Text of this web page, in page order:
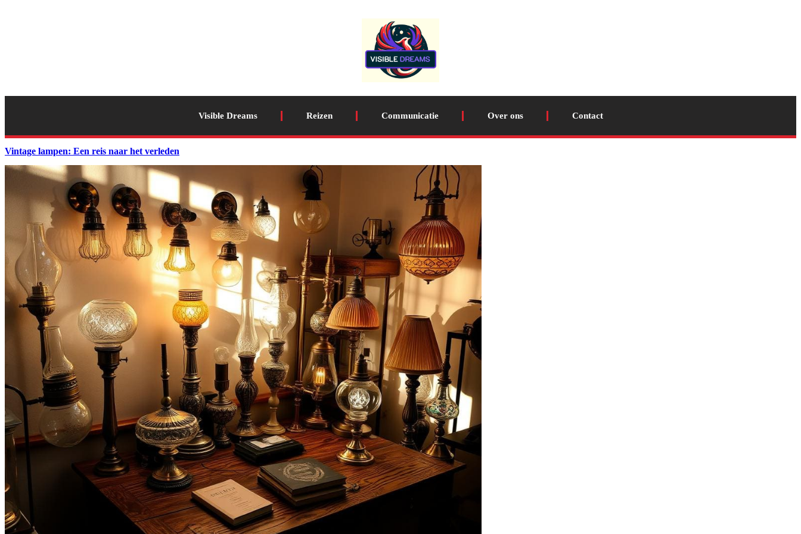
Visible Dreams Reizen Communicatie Over ons Contact
Vintage lampen: Een reis naar het verleden